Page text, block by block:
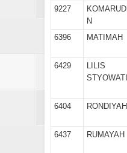
9227
KOMARUDI
N
6396
MATIMAH
6429
LILIS
STYOWATI
6404
RONDIYAH
6437
RUMAYAH